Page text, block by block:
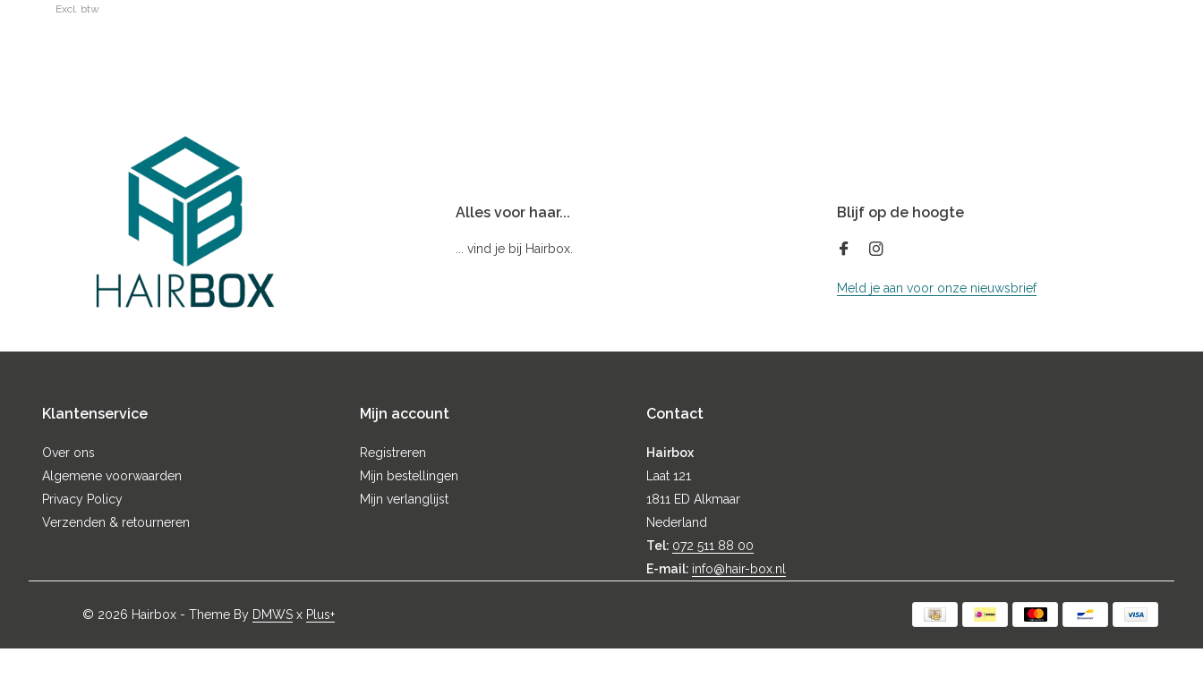
Excl. btw
Alles voor haar...
... vind je bij Hairbox.
Blijf op de hoogte
Meld je aan voor onze nieuwsbrief
Klantenservice
Over ons
Algemene voorwaarden
Privacy Policy
Verzenden & retourneren
Mijn account
Registreren
Mijn bestellingen
Mijn verlanglijst
Contact
Hairbox
Laat 121
1811 ED Alkmaar
Nederland
Tel: 072 511 88 00
E-mail: info@hair-box.nl
© 2026 Hairbox - Theme By DMWS x Plus+